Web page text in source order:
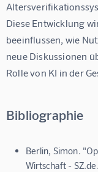
Diese Entwicklung
beeinflussen, wie
neue Diskussionen
Rolle von KI in der
Bibliographie
Berlin, Simon.
Wirtschaft -